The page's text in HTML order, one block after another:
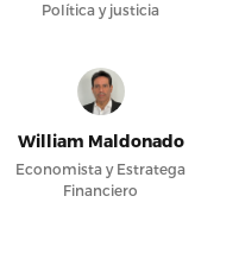
Política y justicia
William Maldonado
Economista y Estratega
Financiero